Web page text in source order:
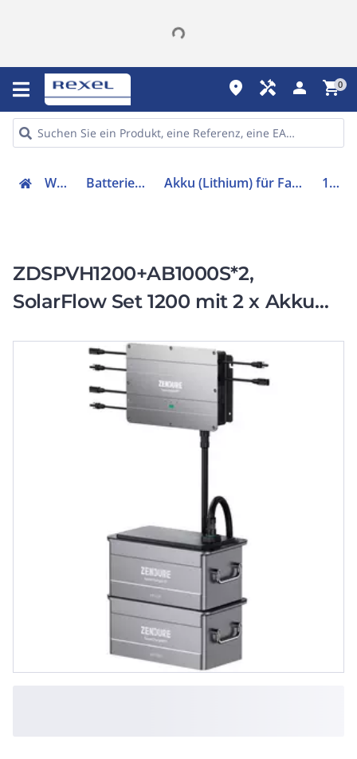
place handyman person shopping_cart0
Werkzeuge Batterien & Ladegeräte Akku (Lithium) für Fahrzeuge und Anwendungen 149135
ZDSPVH1200+AB1000S*2,
SolarFlow Set 1200 mit 2 x Akku